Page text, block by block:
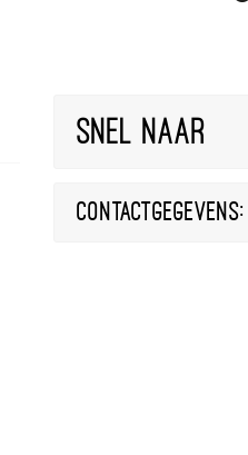
Snel naar
Contactgegevens: